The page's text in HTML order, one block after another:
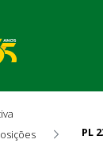
PL